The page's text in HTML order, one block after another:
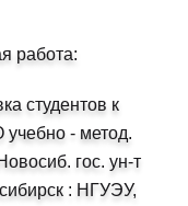
работа:
студентов к
- метод.
гос. ун-т
: НГУЭУ,